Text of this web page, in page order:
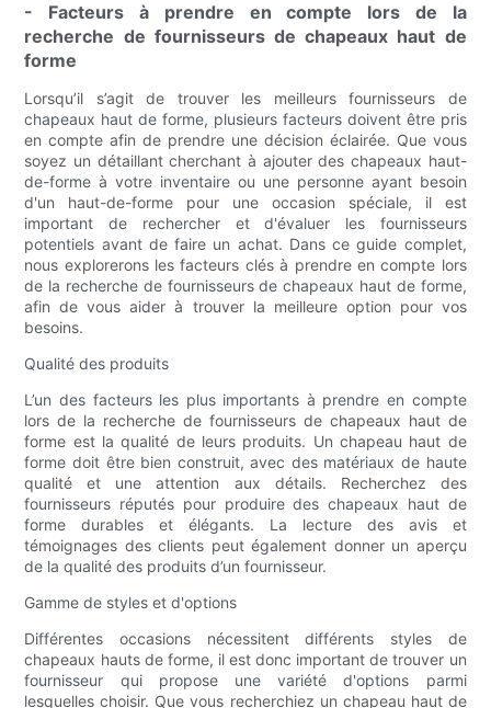
- Facteurs à prendre en compte lors de la
recherche de fournisseurs de chapeaux haut de
forme
Lorsqu’il s’agit de trouver les meilleurs fournisseurs de
chapeaux haut de forme, plusieurs facteurs doivent être pris
en compte afin de prendre une décision éclairée. Que vous
soyez un détaillant cherchant à ajouter des chapeaux haut-
de-forme à votre inventaire ou une personne ayant besoin
d'un haut-de-forme pour une occasion spéciale, il est
important de rechercher et d'évaluer les fournisseurs
potentiels avant de faire un achat. Dans ce guide complet,
nous explorerons les facteurs clés à prendre en compte lors
de la recherche de fournisseurs de chapeaux haut de forme,
afin de vous aider à trouver la meilleure option pour vos
besoins.
Qualité des produits
L’un des facteurs les plus importants à prendre en compte
lors de la recherche de fournisseurs de chapeaux haut de
forme est la qualité de leurs produits. Un chapeau haut de
forme doit être bien construit, avec des matériaux de haute
qualité et une attention aux détails. Recherchez des
fournisseurs réputés pour produire des chapeaux haut de
forme durables et élégants. La lecture des avis et
témoignages des clients peut également donner un aperçu
de la qualité des produits d’un fournisseur.
Gamme de styles et d'options
Différentes occasions nécessitent différents styles de
chapeaux hauts de forme, il est donc important de trouver un
fournisseur qui propose une variété d'options parmi
lesquelles choisir. Que vous recherchiez un chapeau haut de